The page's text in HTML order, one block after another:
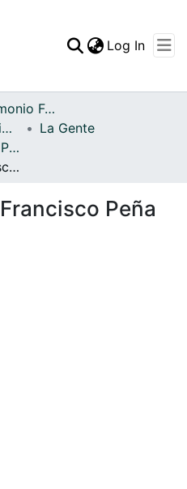
Statistics
Log In
Archivo del Patrimonio Fotográfico y Fílmico del Valle del Cauca
Fondo Archivo del Patrimonio Fotográfico y Fílmico del Valle del Cauca
La Gente
APFFVC - Personajes - Patrimonial
Foto familiar de Francisco Peña Posso
Peña